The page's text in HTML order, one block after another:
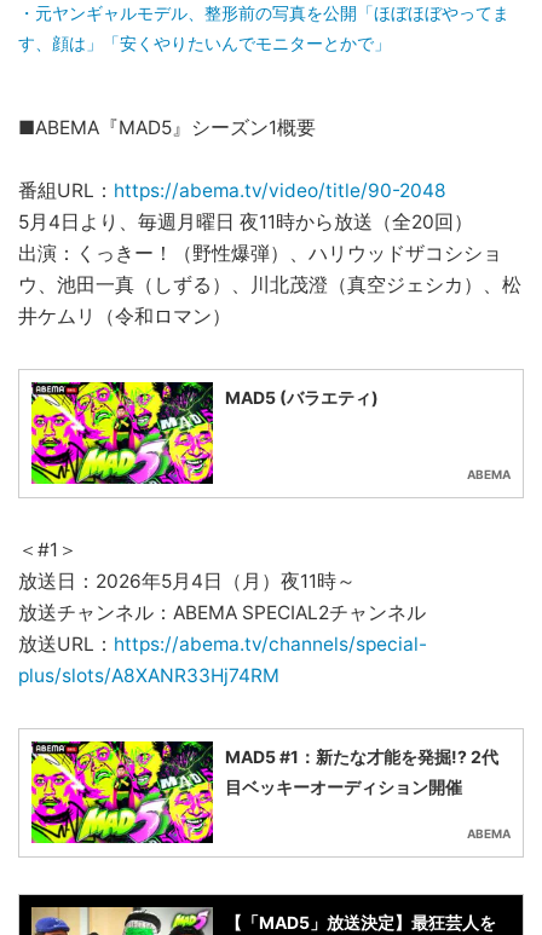
元ヤンギャルモデル、整形前の写真を公開「ほぼほぼやってま
す、顔は」「安くやりたいんでモニターとかで」
■ABEMA『MAD5』シーズン1概要
番組URL： https://abema.tv/video/title/90-2048
5月4日より、毎週月曜日 夜11時から放送（全20回）
出演：くっきー！（野性爆弾）、ハリウッドザコシショ
ウ、池田一真（しずる）、川北茂澄（真空ジェシカ）、松
井ケムリ（令和ロマン）
MAD5 (バラエティ)
ABEMA
＜#1＞
放送日：2026年5月4日（月）夜11時～
放送チャンネル：ABEMA SPECIAL2チャンネル
放送URL： https://abema.tv/channels/special-
plus/slots/A8XANR33Hj74RM
MAD5 #1：新たな才能を発掘!? 2代
目ベッキーオーディション開催
ABEMA
【「MAD5」放送決定】最狂芸人を